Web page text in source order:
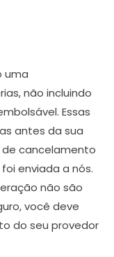
uma
não incluindo
Essas
antes da sua
cancelamento
enviada a nós.
não são
você deve
do seu provedor